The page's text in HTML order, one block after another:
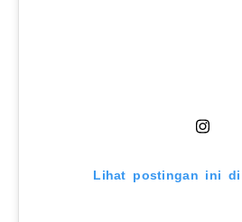
Lihat postingan ini di